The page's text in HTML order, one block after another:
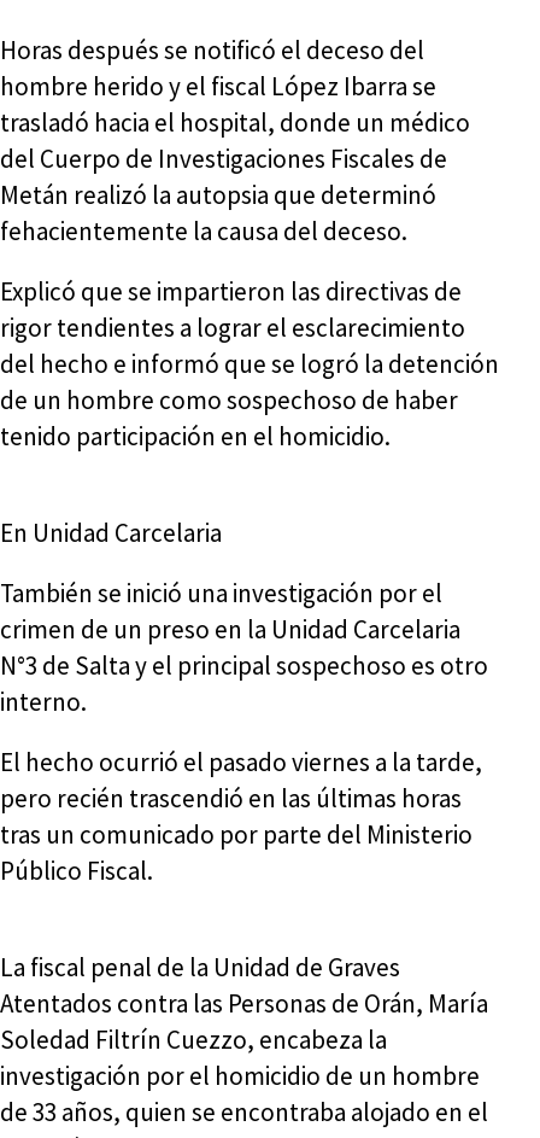
Horas después se notificó el deceso del
hombre herido y el fiscal López Ibarra se
trasladó hacia el hospital, donde un médico
del Cuerpo de Investigaciones Fiscales de
Metán realizó la autopsia que determinó
fehacientemente la causa del deceso.
Explicó que se impartieron las directivas de
rigor tendientes a lograr el esclarecimiento
del hecho e informó que se logró la detención
de un hombre como sospechoso de haber
tenido participación en el homicidio.
En Unidad Carcelaria
También se inició una investigación por el
crimen de un preso en la Unidad Carcelaria
N°3 de Salta y el principal sospechoso es otro
interno.
El hecho ocurrió el pasado viernes a la tarde,
pero recién trascendió en las últimas horas
tras un comunicado por parte del Ministerio
Público Fiscal.
La fiscal penal de la Unidad de Graves
Atentados contra las Personas de Orán, María
Soledad Filtrín Cuezzo, encabeza la
investigación por el homicidio de un hombre
de 33 años, quien se encontraba alojado en el